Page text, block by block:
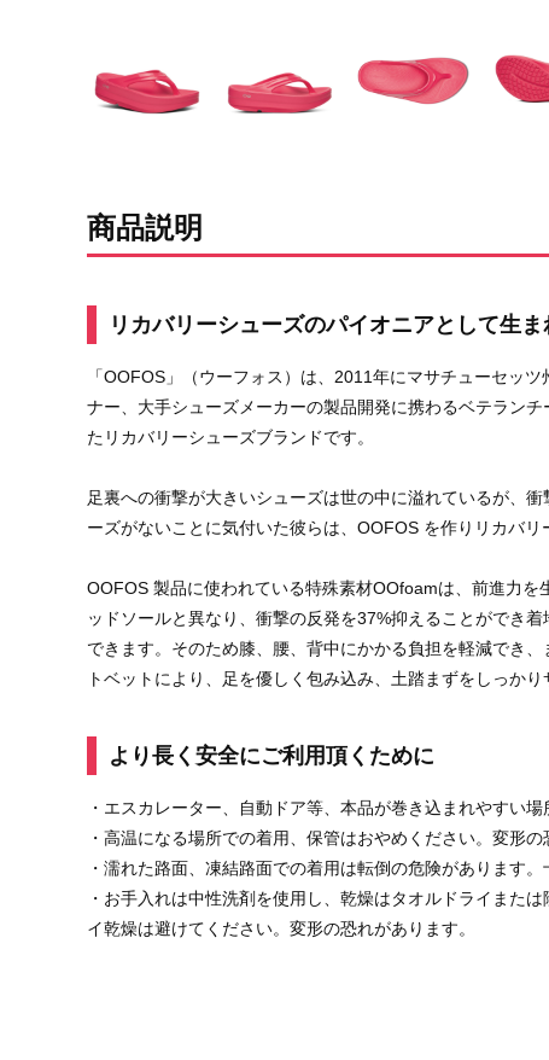
商品説明
リカバリーシューズのパイオニアとして生ま
「OOFOS」（ウーフォス）は、2011年にマサチューセッ
ナー、大手シューズメーカーの製品開発に携わるベテラン
たリカバリーシューズブランドです。
足裏への衝撃が大きいシューズは世の中に溢れているが、
ーズがないことに気付いた彼らは、OOFOS を作りリカバリ
OOFOS 製品に使われている特殊素材OOfoamは、前進力を
ッドソールと異なり、衝撃の反発を37%抑えることができ
できます。そのため膝、腰、背中にかかる負担を軽減でき
トベットにより、足を優しく包み込み、土踏まずをしっかり
より長く安全にご利用頂くために
・エスカレーター、自動ドア等、本品が巻き込まれやすい場
・高温になる場所での着用、保管はおやめください。変形の
・濡れた路面、凍結路面での着用は転倒の危険があります。
・お手入れは中性洗剤を使用し、乾燥はタオルドライまた
イ乾燥は避けてください。変形の恐れがあります。